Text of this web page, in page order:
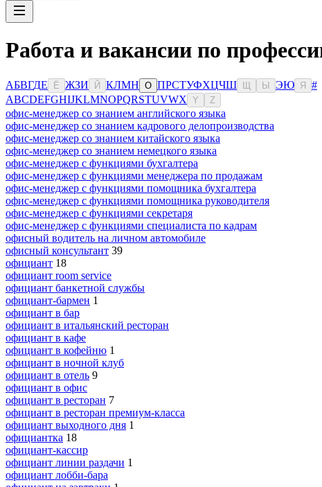
Работа и вакансии по
АБВГДЕ Ё ЖЗИ Й КЛМН О ПРСТУФХЦЧШ Ы ЭЮ Я
#
ABCDEFGHIJKLMNOPQRSTUVWX Y Z
офис-менеджер со знанием английского языка
офис-менеджер со знанием кадрового делопроизводства
офис-менеджер со знанием китайского языка
офис-менеджер со знанием немецкого языка
офис-менеджер с функциями бухгалтера
офис-менеджер с функциями менеджера по продажам
офис-менеджер с функциями помощника бухгалтера
офис-менеджер с функциями помощника руководителя
офис-менеджер с функциями секретаря
офис-менеджер с функциями специалиста по кадрам
офисный водитель на личном автомобиле
офисный консультант 39
официант 18
официант room service
официант банкетной службы
официант-бармен 1
официант в бар
официант в итальянский ресторан
официант в кафе
официант в кофейню 1
официант в ночной клуб
официант в отель 9
официант в офис
официант в ресторан 7
официант в ресторан премиум-класса
официант выходного дня 1
официантка 18
официант-кассир
официант линии раздачи 1
официант лобби-бара